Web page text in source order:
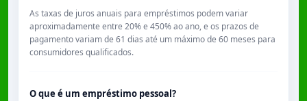
As taxas de juros anuais para empréstimos podem variar
aproximadamente entre 20% e 450% ao ano, e os prazos de
pagamento variam de 61 dias até um máximo de 60 meses para
consumidores qualificados.
O que é um empréstimo pessoal?